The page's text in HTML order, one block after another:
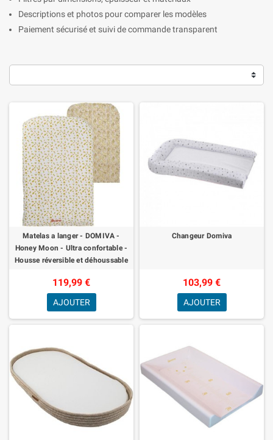
Descriptions et photos pour comparer les modèles
Paiement sécurisé et suivi de commande transparent
Matelas a langer - DOMIVA -
Honey Moon - Ultra confortable -
Housse réversible et déhoussable
119,99 €
AJOUTER
Changeur Domiva
103,99 €
AJOUTER